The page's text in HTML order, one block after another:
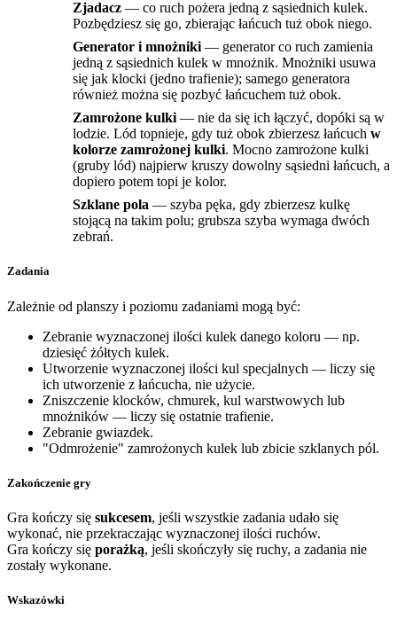
Zjadacz — co ruch pożera jedną z sąsiednich kulek.
Pozbędziesz się go, zbierając łańcuch tuż obok niego.
Generator i mnożniki — generator co ruch zamienia
jedną z sąsiednich kulek w mnożnik. Mnożniki usuwa
się jak klocki (jedno trafienie); samego generatora
również można się pozbyć łańcuchem tuż obok.
Zamrożone kulki — nie da się ich łączyć, dopóki są w
lodzie. Lód topnieje, gdy tuż obok zbierzesz łańcuch w
kolorze zamrożonej kulki. Mocno zamrożone kulki
(gruby lód) najpierw kruszy dowolny sąsiedni łańcuch, a
dopiero potem topi je kolor.
Szklane pola — szyba pęka, gdy zbierzesz kulkę
stojącą na takim polu; grubsza szyba wymaga dwóch
zebrań.
Zadania
Zależnie od planszy i poziomu zadaniami mogą być:
Zebranie wyznaczonej ilości kulek danego koloru — np.
dziesięć żółtych kulek.
Utworzenie wyznaczonej ilości kul specjalnych — liczy się
ich utworzenie z łańcucha, nie użycie.
Zniszczenie klocków, chmurek, kul warstwowych lub
mnożników — liczy się ostatnie trafienie.
Zebranie gwiazdek.
"Odmrożenie" zamrożonych kulek lub zbicie szklanych pól.
Zakończenie gry
Gra kończy się sukcesem, jeśli wszystkie zadania udało się
wykonać, nie przekraczając wyznaczonej ilości ruchów.
Gra kończy się porażką, jeśli skończyły się ruchy, a zadania nie
zostały wykonane.
Wskazówki